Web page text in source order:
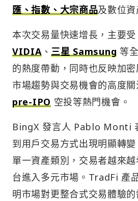
匯、指數、大宗商品及數位資
本次交易量快速增長，主要受
VIDIA、三星 Samsung 等
的熱度帶動，同時也反映加
市場趨勢與交易機會的高度
pre-IPO空投等熱門機會。
BingX 發言人 Pablo Monti
到用戶交易方式出現明顯轉
單一資產類別，交易者越來
台進入多元市場。TradFi 產
明市場對更整合式交易體驗